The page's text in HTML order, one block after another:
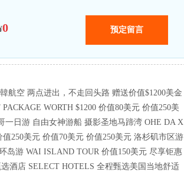
0
航空 两点进出，不走回头路 赠送价值$1200美金
WORTH $1200 价值80美元 价值250美
一日游 自由女神游船 摄影圣地马蹄湾 OHE DA X
250美元 价值70美元 价值250美元 洛杉矶市区游
岛游 WAI ISLAND TOUR 价值150美元 尽享钜惠
酒店 SELECT HOTELS 全程甄选美国当地舒适